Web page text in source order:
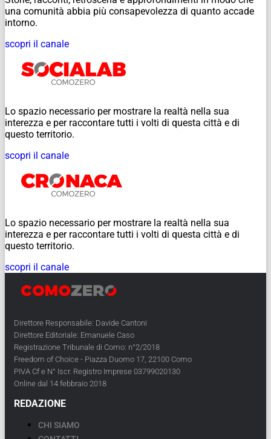
una comunità abbia più consapevolezza di quanto accade
intorno.
scopri il canale
Lo spazio necessario per mostrare la realtà nella sua
interezza e per raccontare tutti i volti di questa città e di
questo territorio.
scopri il canale
Lo spazio necessario per mostrare la realtà nella sua
interezza e per raccontare tutti i volti di questa città e di
questo territorio.
scopri il canale
Direttore Responsabile: Davide Cantoni
Direttore Editoriale: Emanuele Caso
Registrazione Tribunale di Como: n°2/2018
Freedom of Choice - Piazza Duomo 17, 22100 Como
PIVA Cf e N° Iscr. Registro Imprese 03799020130
Online dal 14 febbraio 2018
REDAZIONE
CHI SIAMO